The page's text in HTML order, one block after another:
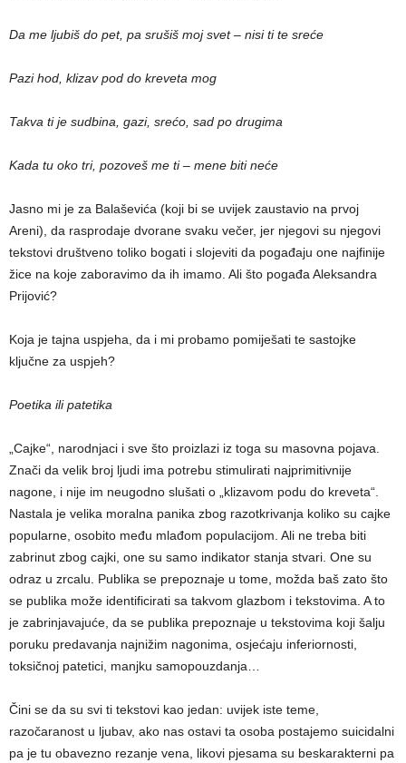
Da me ljubiš do pet, pa srušiš moj svet – nisi ti te sreće
Pazi hod, klizav pod do kreveta mog
Takva ti je sudbina, gazi, srećo, sad po drugima
Kada tu oko tri, pozoveš me ti – mene biti neće
Jasno mi je za Balaševića (koji bi se uvijek zaustavio na prvoj
Areni), da rasprodaje dvorane svaku večer, jer njegovi su njegovi
tekstovi društveno toliko bogati i slojeviti da pogađaju one najfinije
žice na koje zaboravimo da ih imamo. Ali što pogađa Aleksandra
Prijović?
Koja je tajna uspjeha, da i mi probamo pomiješati te sastojke
ključne za uspjeh?
Poetika ili patetika
„Cajke“, narodnjaci i sve što proizlazi iz toga su masovna pojava.
Znači da velik broj ljudi ima potrebu stimulirati najprimitivnije
nagone, i nije im neugodno slušati o „klizavom podu do kreveta“.
Nastala je velika moralna panika zbog razotkrivanja koliko su cajke
popularne, osobito među mlađom populacijom. Ali ne treba biti
zabrinut zbog cajki, one su samo indikator stanja stvari. One su
odraz u zrcalu. Publika se prepoznaje u tome, možda baš zato što
se publika može identificirati sa takvom glazbom i tekstovima. A to
je zabrinjavajuće, da se publika prepoznaje u tekstovima koji šalju
poruku predavanja najnižim nagonima, osjećaju inferiornosti,
toksičnoj patetici, manjku samopouzdanja…
Čini se da su svi ti tekstovi kao jedan: uvijek iste teme,
razočaranost u ljubav, ako nas ostavi ta osoba postajemo suicidalni
pa je tu obavezno rezanje vena, likovi pjesama su beskarakterni pa